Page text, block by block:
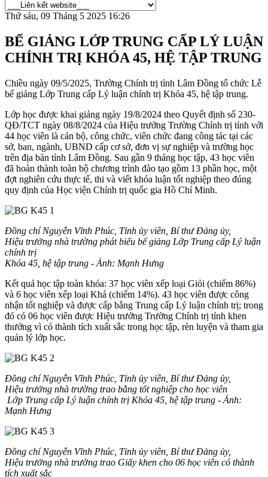
Thứ sáu, 09 Tháng 5 2025 16:26
BẾ GIẢNG LỚP TRUNG CẤP LÝ LUẬN
CHÍNH TRỊ KHÓA 45, HỆ TẬP TRUNG
Chiều ngày 09/5/2025, Trường Chính trị tỉnh Lâm Đồng tổ chức Lễ
bế giảng Lớp Trung cấp Lý luận chính trị Khóa 45, hệ tập trung.
Lớp học được khai giảng ngày 19/8/2024 theo Quyết định số 230-
QĐ/TCT ngày 08/8/2024 của Hiệu trưởng Trường Chính trị tỉnh với
44 học viên là cán bộ, công chức, viên chức đang công tác tại các
sở, ban, ngành, UBND cấp cơ sở, đơn vị sự nghiệp và trường học
trên địa bàn tỉnh Lâm Đồng. Sau gần 9 tháng học tập, 43 học viên
đã hoàn thành toàn bộ chương trình đào tạo gồm 13 phần học, một
đợt nghiên cứu thực tế, thi và viết khóa luận tốt nghiệp theo đúng
quy định của Học viện Chính trị quốc gia Hồ Chí Minh.
Đồng chí Nguyễn Vĩnh Phúc, Tỉnh ủy viên, Bí thư Đảng ủy,
Hiệu trưởng nhà trường phát biểu bế giảng Lớp Trung cấp Lý luận
chính trị
Khóa 45, hệ tập trung - Ảnh: Mạnh Hưng
Kết quả học tập toàn khóa: 37 học viên xếp loại Giỏi (chiếm 86%)
và 6 học viên xếp loại Khá (chiếm 14%). 43 học viên được công
nhận tốt nghiệp và được cấp bằng Trung cấp Lý luận chính trị; trong
đó có 06 học viên được Hiệu trưởng Trường Chính trị tỉnh khen
thưởng vì có thành tích xuất sắc trong học tập, rèn luyện và tham gia
quản lý lớp học.
Đồng chí Nguyễn Vĩnh Phúc, Tỉnh ủy viên, Bí thư Đảng ủy,
Hiệu trưởng nhà trường trao bằng tốt nghiệp cho học viên
Lớp Trung cấp Lý luận chính trị Khóa 45, hệ tập trung - Ảnh:
Mạnh Hưng
Đồng chí Nguyễn Vĩnh Phúc, Tỉnh ủy viên, Bí thư Đảng ủy,
Hiệu trưởng nhà trường trao Giấy khen cho 06 học viên có thành
tích xuất sắc